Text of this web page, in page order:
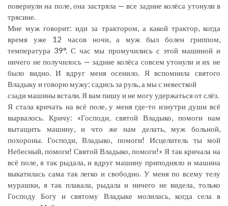
повернули на поле, она застряла — все задние колёса утонули в
трясине.
Мне муж говорит: иди за трактором, а какой трактор, когда
время уже 12 часов ночи, а муж был болен гриппом,
температура 39°. С час мы промучились с этой машиной и
ничего не получилось — задние колёса совсем утонули и их не
было видно. И вдруг меня осенило. Я вспомнила святого
Владыку и говорю мужу: садись за руль, а мы с невесткой
сзади машины встали. Я вам пишу и не могу удержаться от слёз.
Я стала кричать на всё поле, у меня где-то изнутри души всё
вырвалось. Кричу: «Господи, святой Владыко, помоги нам
вытащить машину, и что же нам делать, муж больной,
похороны. Господи, Владыко, помоги! Исцелитель ты мой
Небесный, помоги! Святой Владыко, помоги!» Я так кричала на
всё поле, я так рыдала, и вдруг машину приподняло и машина
выкатилась сама так легко и свободно. У меня по всему телу
мурашки, я так плакала, рыдала и ничего не видела, только
Господу Богу и святому Владыке молилась, когда села в